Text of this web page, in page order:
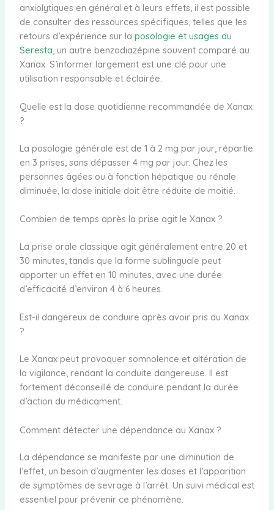
anxiolytiques en général et à leurs effets, il est possible
de consulter des ressources spécifiques, telles que les
retours d’expérience sur la posologie et usages du
Seresta , un autre benzodiazépine souvent comparé au
Xanax. S’informer largement est une clé pour une
utilisation responsable et éclairée.
Quelle est la dose quotidienne recommandée de Xanax
?
La posologie générale est de 1 à 2 mg par jour, répartie
en 3 prises, sans dépasser 4 mg par jour. Chez les
personnes âgées ou à fonction hépatique ou rénale
diminuée, la dose initiale doit être réduite de moitié.
Combien de temps après la prise agit le Xanax ?
La prise orale classique agit généralement entre 20 et
30 minutes, tandis que la forme sublinguale peut
apporter un effet en 10 minutes, avec une durée
d’efficacité d’environ 4 à 6 heures.
Est-il dangereux de conduire après avoir pris du Xanax
?
Le Xanax peut provoquer somnolence et altération de
la vigilance, rendant la conduite dangereuse. Il est
fortement déconseillé de conduire pendant la durée
d’action du médicament.
Comment détecter une dépendance au Xanax ?
La dépendance se manifeste par une diminution de
l’effet, un besoin d’augmenter les doses et l’apparition
de symptômes de sevrage à l’arrêt. Un suivi médical est
essentiel pour prévenir ce phénomène.